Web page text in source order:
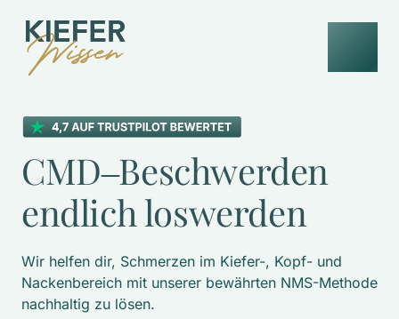
CMD‒
endlich loswerden
Wir helfen dir, Schmerzen im Kiefer-, Kopf- und
Nackenbereich mit unserer bewährten NMS-Methode
nachhaltig zu lösen.